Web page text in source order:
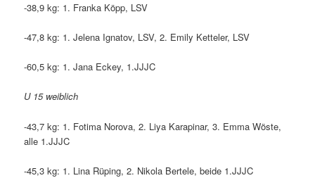
-38,9 kg: 1. Franka Köpp, LSV
-47,8 kg: 1. Jelena Ignatov, LSV, 2. Emily Ketteler, LSV
-60,5 kg: 1. Jana Eckey, 1.JJJC
U 15 weiblich
-43,7 kg: 1. Fotima Norova, 2. Liya Karapinar, 3. Emma Wöste,
alle 1.JJJC
-45,3 kg: 1. Lina Rüping, 2. Nikola Bertele, beide 1.JJJC